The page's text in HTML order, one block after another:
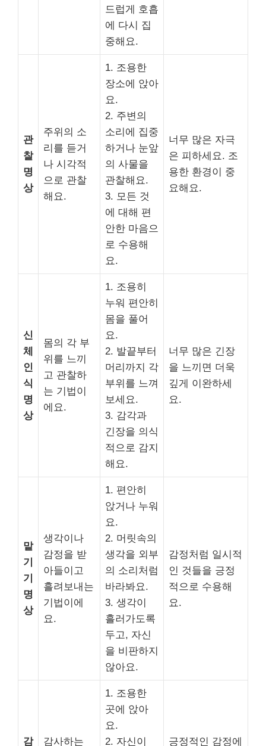
드럽게 호흡
에 다시 집
중해요.
관
찰
명
상
주위의 소
리를 듣거
나 시각적
으로 관찰
해요.
1. 조용한
장소에 앉아
요.
2. 주변의
소리에 집중
하거나 눈앞
의 사물을
관찰해요.
3. 모든 것
에 대해 편
안한 마음으
로 수용해
요.
너무 많은 자극
은 피하세요. 조
용한 환경이 중
요해요.
신
체
인
식
명
상
몸의 각 부
위를 느끼
고 관찰하
는 기법이
에요.
1. 조용히
누워 편안히
몸을 풀어
요.
2. 발끝부터
머리까지 각
부위를 느껴
보세요.
3. 감각과
긴장을 의식
적으로 감지
해요.
너무 많은 긴장
을 느끼면 더욱
깊게 이완하세
요.
맡
기
기
명
상
생각이나
감정을 받
아들이고
흘려보내는
기법이에
요.
1. 편안히
앉거나 누워
요.
2. 머릿속의
생각을 외부
의 소리처럼
바라봐요.
3. 생각이
흘러가도록
두고, 자신
을 비판하지
않아요.
감정처럼 일시적
인 것들을 긍정
적으로 수용해
요.
감 감사하는
1. 조용한
곳에 앉아
요.
2. 자신이
긍정적인 감정에